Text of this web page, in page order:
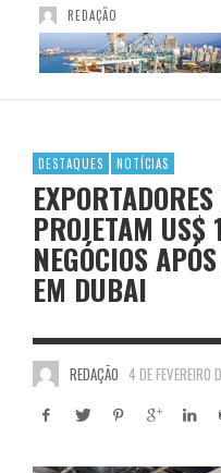
REDAÇÃO
DESTAQUES NOTÍCIAS
PROJETAM
NEGÓCIOS
EM DUBAI
REDAÇÃO 4 DE FEVEREIRO